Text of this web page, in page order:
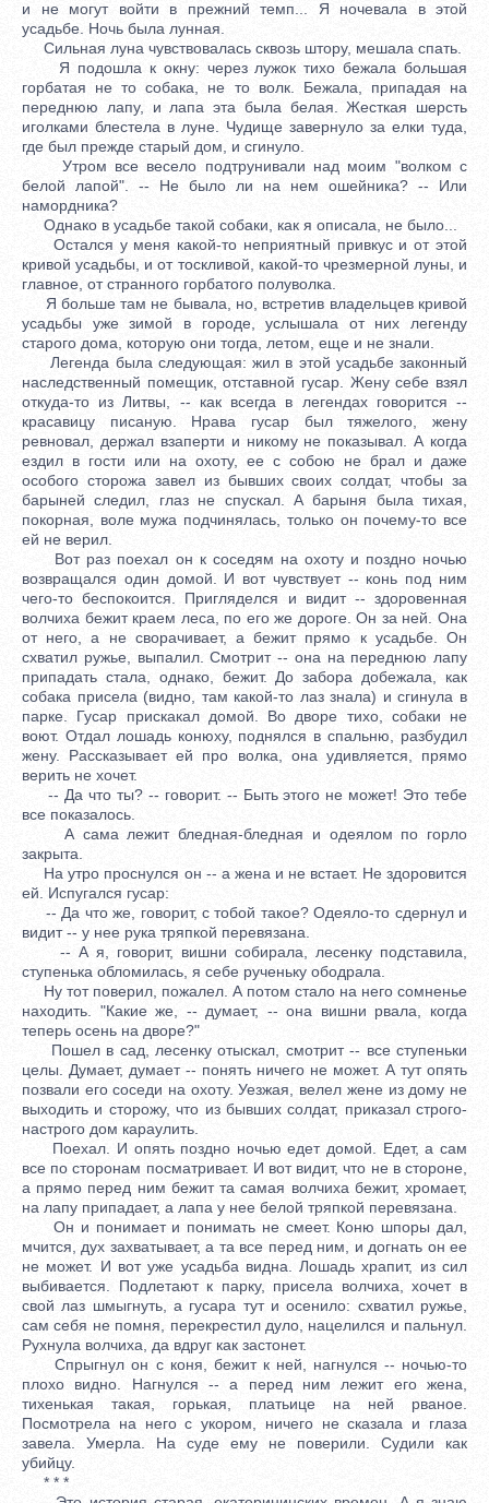
и не могут войти в прежний темп... Я ночевала в этой
усадьбе. Ночь была лунная.
Сильная луна чувствовалась сквозь штору, мешала спать.
Я подошла к окну: через лужок тихо бежала большая
горбатая не то собака, не то волк. Бежала, припадая на
переднюю лапу, и лапа эта была белая. Жесткая шерсть
иголками блестела в луне. Чудище завернуло за елки туда,
где был прежде старый дом, и сгинуло.
Утром все весело подтрунивали над моим "волком с
белой лапой". -- Не было ли на нем ошейника? -- Или
намордника?
Однако в усадьбе такой собаки, как я описала, не было...
Остался у меня какой-то неприятный привкус и от этой
кривой усадьбы, и от тоскливой, какой-то чрезмерной луны, и
главное, от странного горбатого полуволка.
Я больше там не бывала, но, встретив владельцев кривой
усадьбы уже зимой в городе, услышала от них легенду
старого дома, которую они тогда, летом, еще и не знали.
Легенда была следующая: жил в этой усадьбе законный
наследственный помещик, отставной гусар. Жену себе взял
откуда-то из Литвы, -- как всегда в легендах говорится --
красавицу писаную. Нрава гусар был тяжелого, жену
ревновал, держал взаперти и никому не показывал. А когда
ездил в гости или на охоту, ее с собою не брал и даже
особого сторожа завел из бывших своих солдат, чтобы за
барыней следил, глаз не спускал. А барыня была тихая,
покорная, воле мужа подчинялась, только он почему-то все
ей не верил.
Вот раз поехал он к соседям на охоту и поздно ночью
возвращался один домой. И вот чувствует -- конь под ним
чего-то беспокоится. Пригляделся и видит -- здоровенная
волчиха бежит краем леса, по его же дороге. Он за ней. Она
от него, а не сворачивает, а бежит прямо к усадьбе. Он
схватил ружье, выпалил. Смотрит -- она на переднюю лапу
припадать стала, однако, бежит. До забора добежала, как
собака присела (видно, там какой-то лаз знала) и сгинула в
парке. Гусар прискакал домой. Во дворе тихо, собаки не
воют. Отдал лошадь конюху, поднялся в спальню, разбудил
жену. Рассказывает ей про волка, она удивляется, прямо
верить не хочет.
-- Да что ты? -- говорит. -- Быть этого не может! Это тебе
все показалось.
А сама лежит бледная-бледная и одеялом по горло
закрыта.
На утро проснулся он -- а жена и не встает. Не здоровится
ей. Испугался гусар:
-- Да что же, говорит, с тобой такое? Одеяло-то сдернул и
видит -- у нее рука тряпкой перевязана.
-- А я, говорит, вишни собирала, лесенку подставила,
ступенька обломилась, я себе рученьку ободрала.
Ну тот поверил, пожалел. А потом стало на него сомненье
находить. "Какие же, -- думает, -- она вишни рвала, когда
теперь осень на дворе?"
Пошел в сад, лесенку отыскал, смотрит -- все ступеньки
целы. Думает, думает -- понять ничего не может. А тут опять
позвали его соседи на охоту. Уезжая, велел жене из дому не
выходить и сторожу, что из бывших солдат, приказал строго-
настрого дом караулить.
Поехал. И опять поздно ночью едет домой. Едет, а сам
все по сторонам посматривает. И вот видит, что не в стороне,
а прямо перед ним бежит та самая волчиха бежит, хромает,
на лапу припадает, а лапа у нее белой тряпкой перевязана.
Он и понимает и понимать не смеет. Коню шпоры дал,
мчится, дух захватывает, а та все перед ним, и догнать он ее
не может. И вот уже усадьба видна. Лошадь храпит, из сил
выбивается. Подлетают к парку, присела волчиха, хочет в
свой лаз шмыгнуть, а гусара тут и осенило: схватил ружье,
сам себя не помня, перекрестил дуло, нацелился и пальнул.
Рухнула волчиха, да вдруг как застонет.
Спрыгнул он с коня, бежит к ней, нагнулся -- ночью-то
плохо видно. Нагнулся -- а перед ним лежит его жена,
тихенькая такая, горькая, платьице на ней рваное.
Посмотрела на него с укором, ничего не сказала и глаза
завела. Умерла. На суде ему не поверили. Судили как
убийцу.
* * *